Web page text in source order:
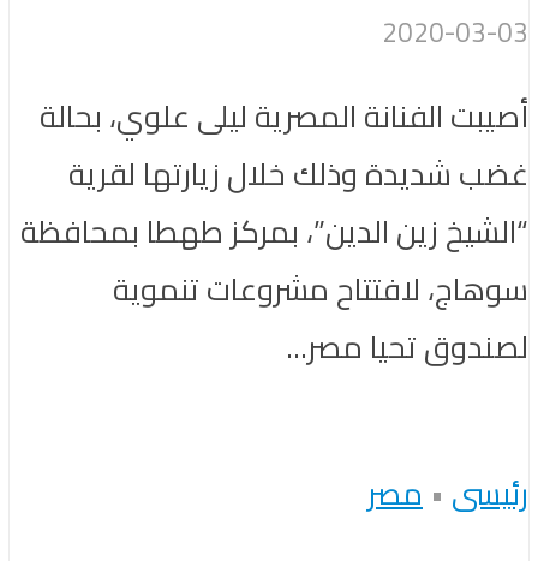
2020-03-03
أصيبت الفنانة المصرية ليلى علوي، بحالة
غضب شديدة وذلك خلال زيارتها لقرية
“الشيخ زين الدين”، بمركز طهطا بمحافظة
سوهاج، لافتتاح مشروعات تنموية
لصندوق تحيا مصر...
رئيسى •مصر